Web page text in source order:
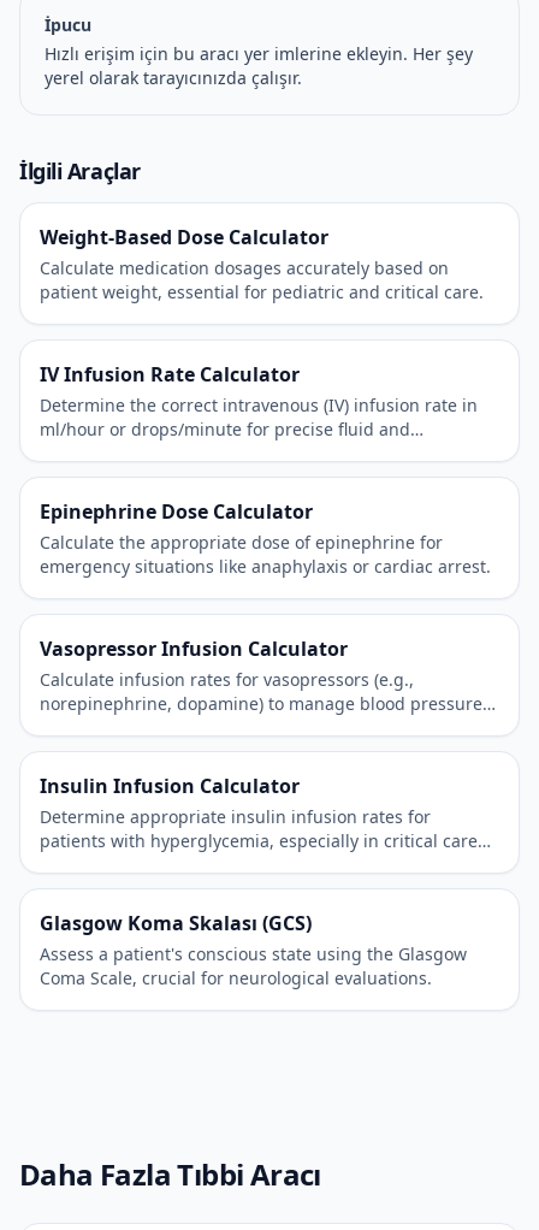
İpucu
Hızlı erişim için bu aracı yer imlerine ekleyin. Her şey
yerel olarak tarayıcınızda çalışır.
İlgili Araçlar
Weight-Based Dose Calculator
Calculate medication dosages accurately based on
patient weight, essential for pediatric and critical care.
IV Infusion Rate Calculator
Determine the correct intravenous (IV) infusion rate in
ml/hour or drops/minute for precise fluid and
Epinephrine Dose Calculator
Calculate the appropriate dose of epinephrine for
emergency situations like anaphylaxis or cardiac arrest.
Vasopressor Infusion Calculator
Calculate infusion rates for vasopressors (e.g.,
norepinephrine, dopamine) to manage blood pressure
Insulin Infusion Calculator
Determine appropriate insulin infusion rates for
patients with hyperglycemia, especially in critical care
Glasgow Koma Skalası (GCS)
Assess a patient's conscious state using the Glasgow
Coma Scale, crucial for neurological evaluations.
Daha Fazla Tıbbi Aracı